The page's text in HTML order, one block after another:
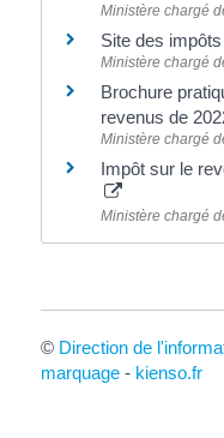
Ministère chargé
Site des impôts
Ministère chargé
Brochure
revenus de
Ministère chargé
Impôt sur le
Ministère chargé
© Direction de
marquage- kienso.fr